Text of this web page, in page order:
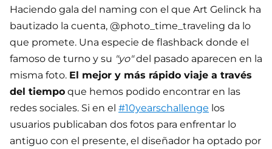
Haciendo gala del naming con el que Art Gelinck ha
bautizado la cuenta, @photo_time_traveling da lo
que promete. Una especie de flashback donde el
famoso de turno y su "yo"del pasado aparecen en la
misma foto. El mejor y más rápido viaje a través
del tiempo que hemos podido encontrar en las
redes sociales. Si en el #10yearschallenge los
usuarios publicaban dos fotos para enfrentar lo
antiguo con el presente, el diseñador ha optado por